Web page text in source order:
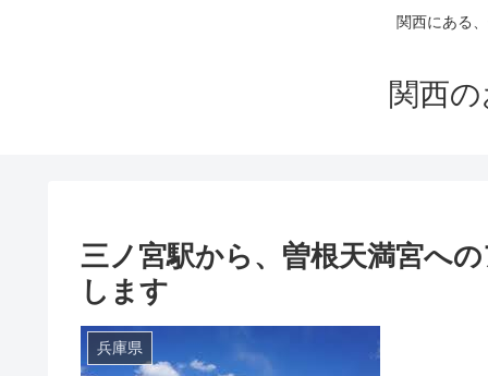
関西にある
関西
三ノ宮駅から、曽根天満宮へ
します
兵庫県